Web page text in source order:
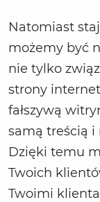
Natomiast
możemy być
nie tylko
strony
fałszywą
samą treścią i
Dzięki temu
Twoich
Twoimi